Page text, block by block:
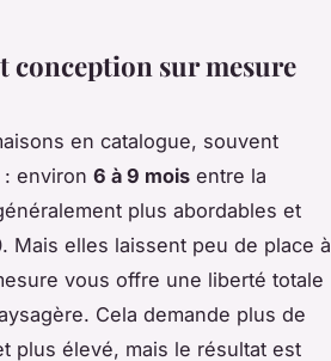
conception sur mesure
en catalogue, souvent
environ 6 à 9 mois entre la
plus abordables et
Mais elles laissent peu de place à
vous offre une liberté totale
Cela demande plus de
plus élevé, mais le résultat est